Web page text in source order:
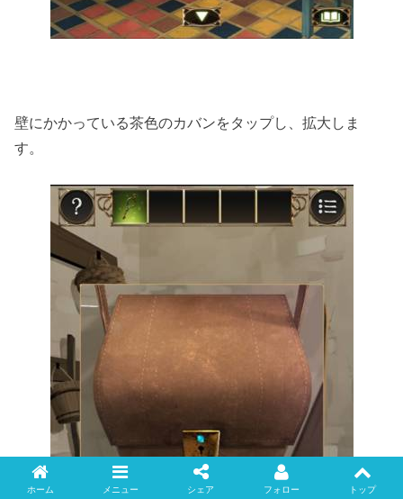
壁にかかっている茶色のカバンをタップし、拡大しま
す。
ホーム メニュー シェア フォロー トップ
Twitter